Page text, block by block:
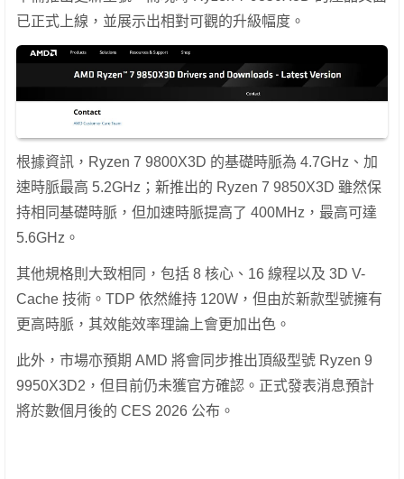
已正式上線，並展示出相對可觀的升級幅度。
根據資訊，Ryzen 7 9800X3D 的基礎時脈為 4.7GHz、加
速時脈最高 5.2GHz；新推出的 Ryzen 7 9850X3D 雖然保
持相同基礎時脈，但加速時脈提高了 400MHz，最高可達
5.6GHz。
其他規格則大致相同，包括 8 核心、16 線程以及 3D V-
Cache 技術。TDP 依然維持 120W，但由於新款型號擁有
更高時脈，其效能效率理論上會更加出色。
此外，市場亦預期 AMD 將會同步推出頂級型號 Ryzen 9
9950X3D2，但目前仍未獲官方確認。正式發表消息預計
將於數個月後的 CES 2026 公布。